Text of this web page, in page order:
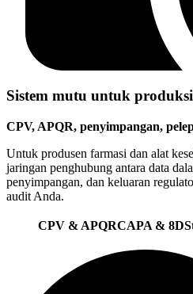
Sistem mutu untuk
CPV, APQR, penyimpangan,
Untuk produsen farmasi dan alat
jaringan penghubung antara data
penyimpangan, dan keluaran
audit Anda.
CPV & APQRCAPA & 8D